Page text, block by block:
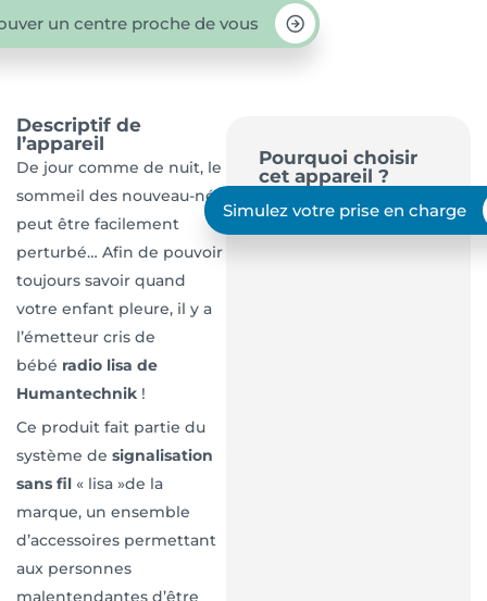
un centre proche de vous
Descriptif de
l’appareil
De jour comme de nuit, le
sommeil des nouveau-nés
peut être facilement
perturbé… Afin de pouvoir
toujours savoir quand
votre enfant pleure, il y a
l’émetteur cris de
bébé radio lisa de
Humantechnik !
Ce produit fait partie du
système de signalisation
sans fil « lisa »de la
marque, un ensemble
d’accessoires permettant
aux personnes
malentendantes d’être
Pourquoi choisir
cet appareil ?
Simulez votre prise en charge